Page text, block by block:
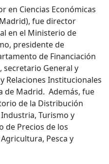
en Ciencias Económicas
fue director
en el Ministerio de
presidente de
de Financiación
secretario General y
Relaciones Institucionales
de Madrid. Además, fue
de la Distribución
Turismo y
de Precios de los
Pesca y